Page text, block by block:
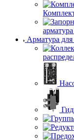
Арматура для